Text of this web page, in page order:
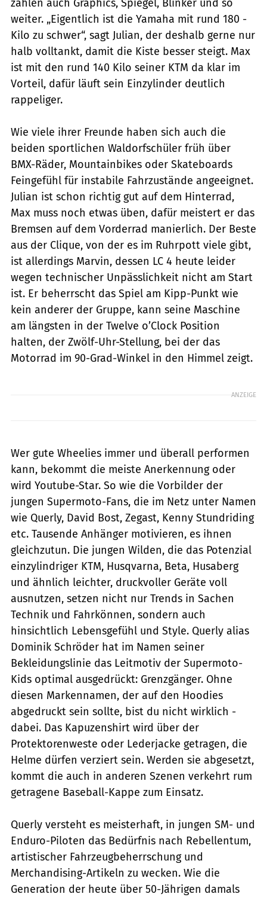
zählen auch ­Graphics, Spiegel, Blinker und so
weiter. „Eigentlich ist die Yamaha mit rund 180 ­
Kilo zu schwer“, sagt Julian, der deshalb gerne nur
halb volltankt, damit die Kiste besser steigt. Max
ist mit den rund 140 ­Kilo seiner KTM da klar im
Vorteil, dafür läuft sein Einzylinder deutlich
rappeliger.
Wie viele ihrer Freunde haben sich auch die
beiden sportlichen Waldorfschüler früh über
BMX-Räder, Mountainbikes oder Skateboards
Feingefühl für instabile Fahrzustände angeeignet.
Julian ist schon richtig gut auf dem Hinterrad,
Max muss noch etwas üben, dafür meistert er das
Bremsen auf dem Vorderrad manierlich. Der Beste
aus der Clique, von der es im Ruhrpott vie­le gibt,
ist allerdings Marvin, dessen LC 4 heute leider
wegen technischer Unpässlichkeit nicht am Start
ist. Er beherrscht das Spiel am Kipp-Punkt wie
kein anderer der Gruppe, kann seine Maschine
am längsten in der Twelve o’Clock Position
halten, der Zwölf-Uhr-Stellung, bei der das
Motorrad im 90-Grad-Winkel in den Himmel zeigt.
ANZEIGE
Wer gute Wheelies immer und überall performen
kann, bekommt die meiste ­Anerkennung oder
wird Youtube-Star. So wie die Vorbilder der
jungen Supermoto-Fans, die im Netz unter Namen
wie Querly, David Bost, Zegast, Kenny Stundriding
etc. Tausende Anhänger motivieren, es ihnen
gleichzutun. Die jungen Wilden, die das Potenzial
einzylindriger KTM, Husqvarna, Beta, Husaberg
und ähnlich leichter, druckvoller Geräte voll
ausnutzen, setzen nicht nur Trends in Sachen
Technik und Fahrkönnen, sondern auch
hinsichtlich Lebensgefühl und Style. Querly alias
Dominik Schröder hat im Namen seiner
Bekleidungslinie das Leitmotiv der Supermoto-
Kids optimal ausgedrückt: Grenzgänger. Ohne
diesen Markennamen, der auf den Hoodies
abgedruckt sein sollte, bist du nicht wirklich ­
dabei. Das Kapuzenshirt wird über der
Protektorenweste oder Lederjacke getragen, die
Helme dürfen verziert sein. Werden sie abgesetzt,
kommt die auch in anderen Szenen verkehrt rum
getragene Baseball-Kappe zum Einsatz.
Querly versteht es meisterhaft, in jungen SM- und
Enduro-Piloten das Bedürfnis nach Rebellentum,
artistischer Fahrzeugbeherrschung und
Merchandising-Artikeln zu wecken. Wie die
Generation der heute über 50-Jährigen damals